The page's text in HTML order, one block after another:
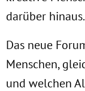
darüber hinaus.
Das neue
Menschen,
und welchen